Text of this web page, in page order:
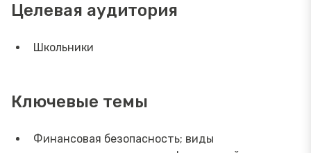
Целевая аудитория
Школьники
Ключевые темы
Финансовая безопасность; виды